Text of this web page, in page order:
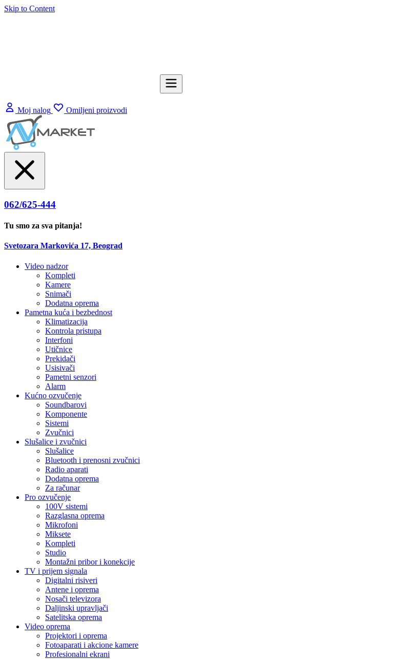
Skip to Content
Moj nalog Omiljeni proizvodi
062/625-444
Tu smo za sva pitanja!
Svetozara Markovića 17, Beograd
Video nadzor
Kompleti
Kamere
Snimači
Dodatna oprema
Pametna kuća i bezbednost
Klimatizacija
Kontrola pristupa
Interfoni
Utičnice
Prekidači
Usisivači
Pametni senzori
Alarm
Kućno ozvučenje
Soundbarovi
Komponente
Sistemi
Zvučnici
Slušalice i zvučnici
Slušalice
Bluetooth i prenosni zvučnici
Radio aparati
Dodatna oprema
Za računar
Pro ozvučenje
100V sistemi
Razglasna oprema
Mikrofoni
Miksete
Kompleti
Studio
Montažni pribor i konekcije
TV i prijem signala
Digitalni risiveri
Antene i oprema
Nosači televizora
Daljinski upravljači
Satelitska oprema
Video oprema
Projektori i oprema
Fotoaparati i akcione kamere
Profesionalni ekrani